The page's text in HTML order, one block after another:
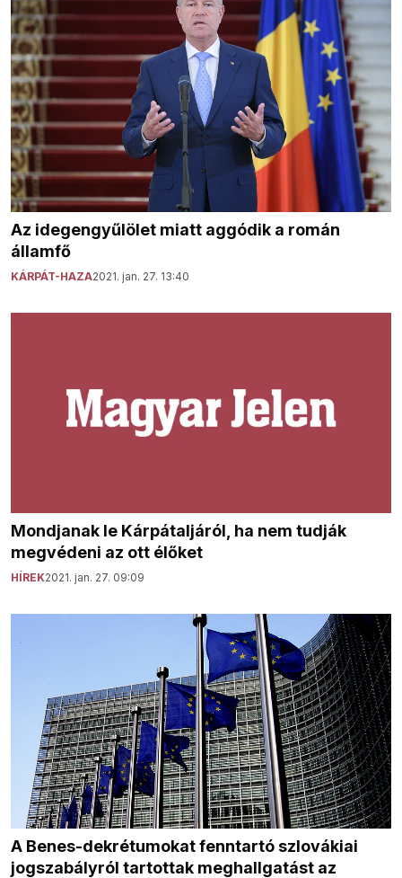
Az idegengyűlölet miatt aggódik a román
államfő
KÁRPÁT-HAZA2021. jan. 27. 13:40
Mondjanak le Kárpátaljáról, ha nem tudják
megvédeni az ott élőket
HÍREK2021. jan. 27. 09:09
A Benes-dekrétumokat fenntartó szlovákiai
jogszabályról tartottak meghallgatást az